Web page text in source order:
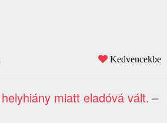
Kedvencekbe
miatt eladóvá vált. –